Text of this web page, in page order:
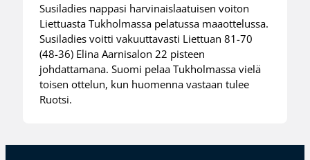
Susiladies nappasi harvinaislaatuisen voiton
Liettuasta Tukholmassa pelatussa maaottelussa.
Susiladies voitti vakuuttavasti Liettuan 81-70
(48-36) Elina Aarnisalon 22 pisteen
johdattamana. Suomi pelaa Tukholmassa vielä
toisen ottelun, kun huomenna vastaan tulee
Ruotsi.